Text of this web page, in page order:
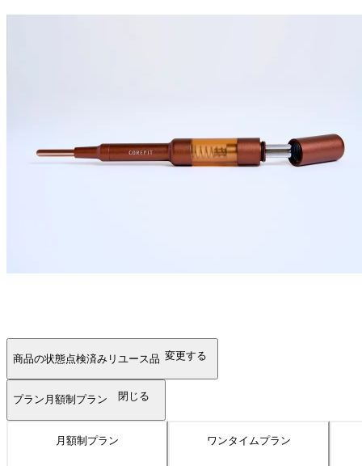
商品の状態点検済みリユース品 変更する
プラン 月額制プラン 閉じる
月額制プラン ワンタイムプラン